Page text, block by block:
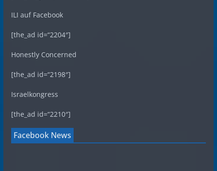
ILI auf Facebook
[the_ad id=“2204″]
Honestly Concerned
[the_ad id=“2198″]
Israelkongress
[the_ad id=“2210″]
Facebook News